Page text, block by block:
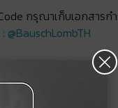
×
กรุณาเก็บเอกสาร
@BauschLombTH